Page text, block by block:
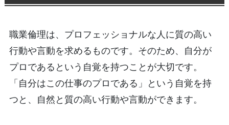
職業倫理は、プロフェッショナルな人に質の高い
行動や言動を求めるものです。そのため、自分が
プロであるという自覚を持つことが大切です。
「自分はこの仕事のプロである」という自覚を持
つと、自然と質の高い行動や言動ができます。